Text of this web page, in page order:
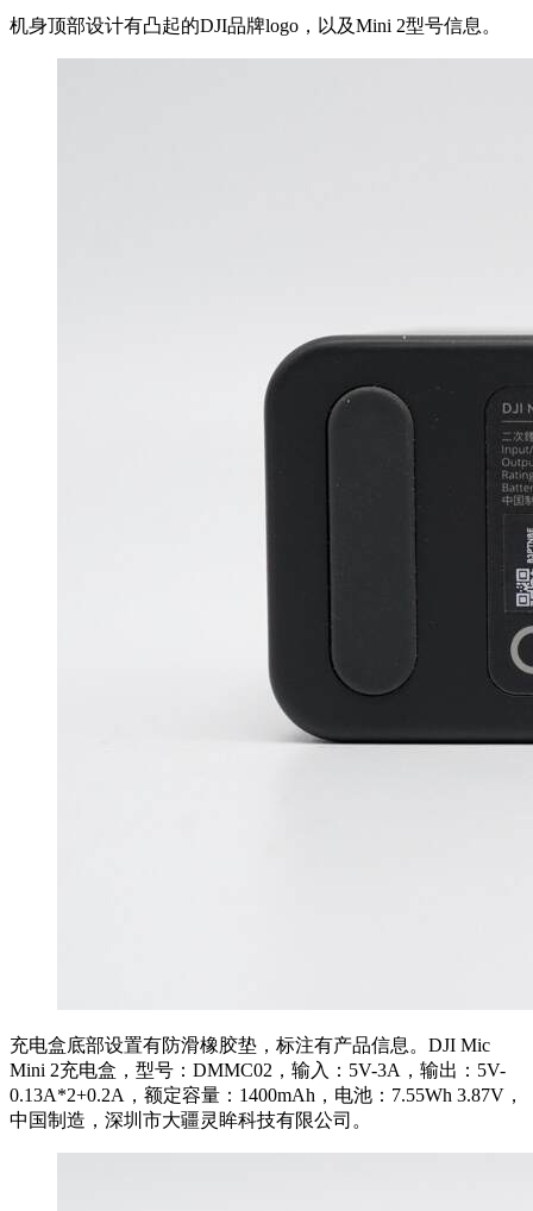
机身顶部设计有凸起的DJI品牌logo，以及Mini 2型号信息。
充电盒底部设置有防滑橡胶垫，标注有产品信息。DJI Mic
Mini 2充电盒，型号：DMMC02，输入：5V-3A，输出：5V-
0.13A*2+0.2A，额定容量：1400mAh，电池：7.55Wh 3.87V，
中国制造，深圳市大疆灵眸科技有限公司。